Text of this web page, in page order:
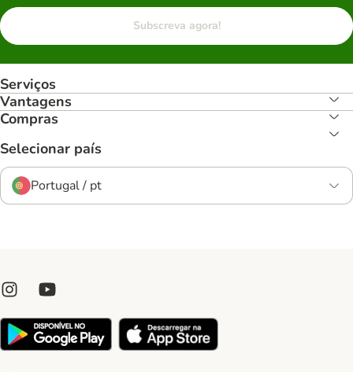
Subscreva agora!
Serviços
Vantagens
Compras
Selecionar país
Portugal / pt